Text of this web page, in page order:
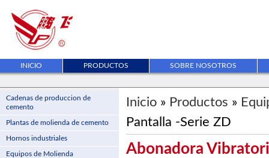
INICIO PRODUCTOS SOBRE NOSOTROS
Cadenas de produccion de
cemento
Plantas de molienda de cemento
Hornos industriales
Equipos de Molienda
Inicio » Productos »
Pantalla -Serie ZD
Abonadora